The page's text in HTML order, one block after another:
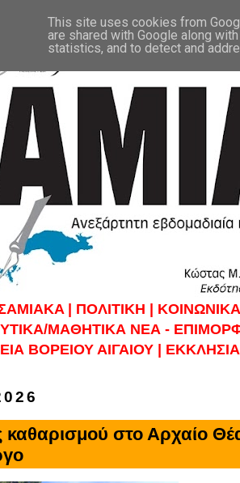
| ΠΟΛΙΤΙΚΗ |
ΜΑΘΗΤΙΚΑ ΝΕΑ -
ΒΟΡΕΙΟΥ ΑΙΓΑΙΟΥ |
καθαρισμού στο Αρχαίο
This site uses cookies from
are shared with Google along
statistics, and to detect and